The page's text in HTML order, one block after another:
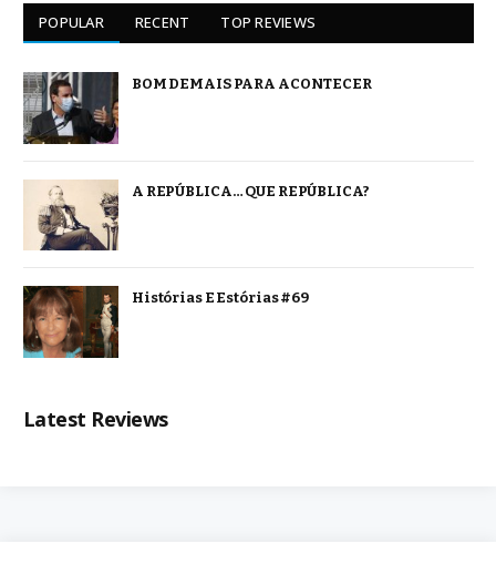
POPULAR RECENT TOP REVIEWS
BOM DEMAIS PARA ACONTECER
A REPÚBLICA… QUE REPÚBLICA?
Histórias E Estórias #69
Latest Reviews